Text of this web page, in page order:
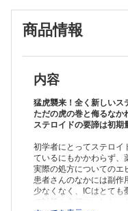
商品情報
内容
猛虎襲来！全く新しいス
ただの虎の巻と侮るなか
ステロイドの要諦は初期
初学者にとってステロイ
ているにもかかわらず、
実際の処方についてのエ
患者さんのなかには副作
少なくなく、ICはとても
で対策を念頭にいれない